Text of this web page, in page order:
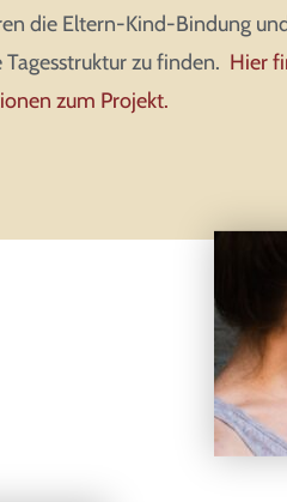
die Eltern-Kind-Bindung
Tagesstruktur zu finden. Hier
zum Projekt.